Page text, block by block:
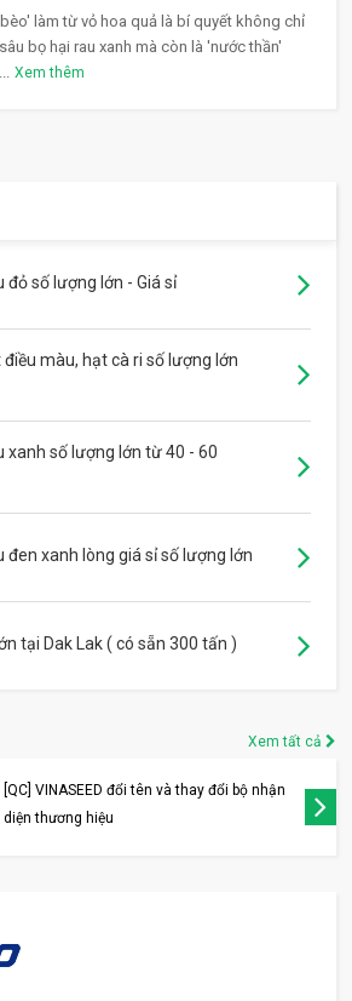
làm từ vỏ hoa quả là bí quyết không chỉ
bọ hại rau xanh mà còn là 'nước thần'
Xem thêm
đỏ số lượng lớn - Giá sỉ
điều màu, hạt cà ri số lượng lớn
xanh số lượng lớn từ 40 - 60
đen xanh lòng giá sỉ số lượng lớn
tại Dak Lak ( có sẵn 300 tấn )
Xem tất cả
[QC] VINASEED đổi tên và thay đổi bộ nhận
diện thương hiệu